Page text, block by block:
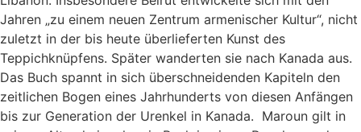
Jahren „zu einem neuen Zentrum armenischer Kultur“, nicht
zuletzt in der bis heute überlieferten Kunst des
Teppichknüpfens. Später wanderten sie nach Kanada aus.
Das Buch spannt in sich überschneidenden Kapiteln den
zeitlichen Bogen eines Jahrhunderts von diesen Anfängen
bis zur Generation der Urenkel in Kanada. Maroun gilt in